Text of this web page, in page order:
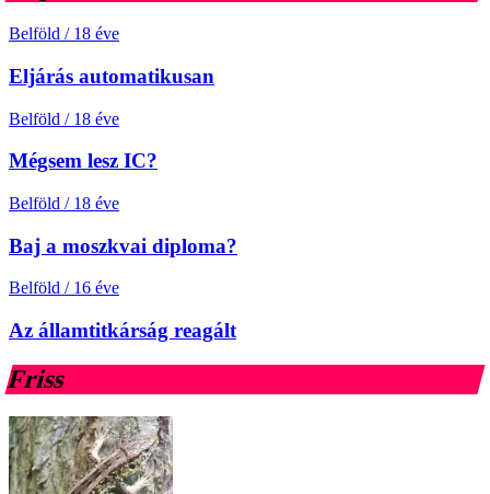
Belföld / 18 éve
Eljárás automatikusan
Belföld / 18 éve
Mégsem lesz IC?
Belföld / 18 éve
Baj a moszkvai diploma?
Belföld / 16 éve
Az államtitkárság reagált
Friss